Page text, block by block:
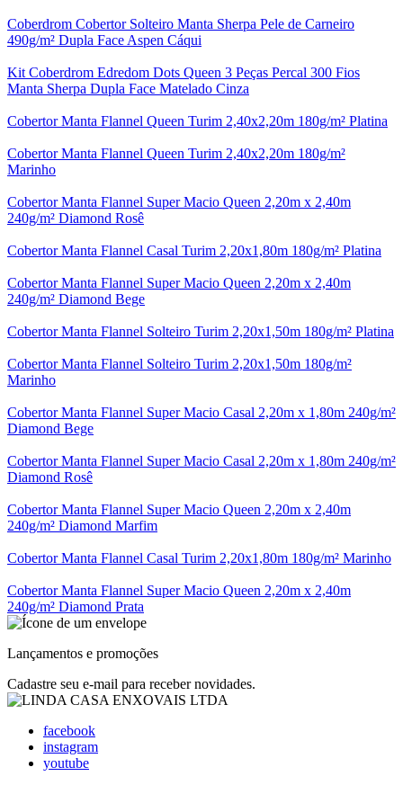
Coberdrom Cobertor Solteiro Manta Sherpa Pele de Carneiro
490g/m² Dupla Face Aspen Cáqui
Kit Coberdrom Edredom Dots Queen 3 Peças Percal 300 Fios
Manta Sherpa Dupla Face Matelado Cinza
Cobertor Manta Flannel Queen Turim 2,40x2,20m 180g/m² Platina
Cobertor Manta Flannel Queen Turim 2,40x2,20m 180g/m²
Marinho
Cobertor Manta Flannel Super Macio Queen 2,20m x 2,40m
240g/m² Diamond Rosê
Cobertor Manta Flannel Casal Turim 2,20x1,80m 180g/m² Platina
Cobertor Manta Flannel Super Macio Queen 2,20m x 2,40m
240g/m² Diamond Bege
Cobertor Manta Flannel Solteiro Turim 2,20x1,50m 180g/m² Platina
Cobertor Manta Flannel Solteiro Turim 2,20x1,50m 180g/m²
Marinho
Cobertor Manta Flannel Super Macio Casal 2,20m x 1,80m 240g/m²
Diamond Bege
Cobertor Manta Flannel Super Macio Casal 2,20m x 1,80m 240g/m²
Diamond Rosê
Cobertor Manta Flannel Super Macio Queen 2,20m x 2,40m
240g/m² Diamond Marfim
Cobertor Manta Flannel Casal Turim 2,20x1,80m 180g/m² Marinho
Cobertor Manta Flannel Super Macio Queen 2,20m x 2,40m
240g/m² Diamond Prata
Lançamentos e promoções
Cadastre seu e-mail para receber novidades.
facebook
instagram
youtube